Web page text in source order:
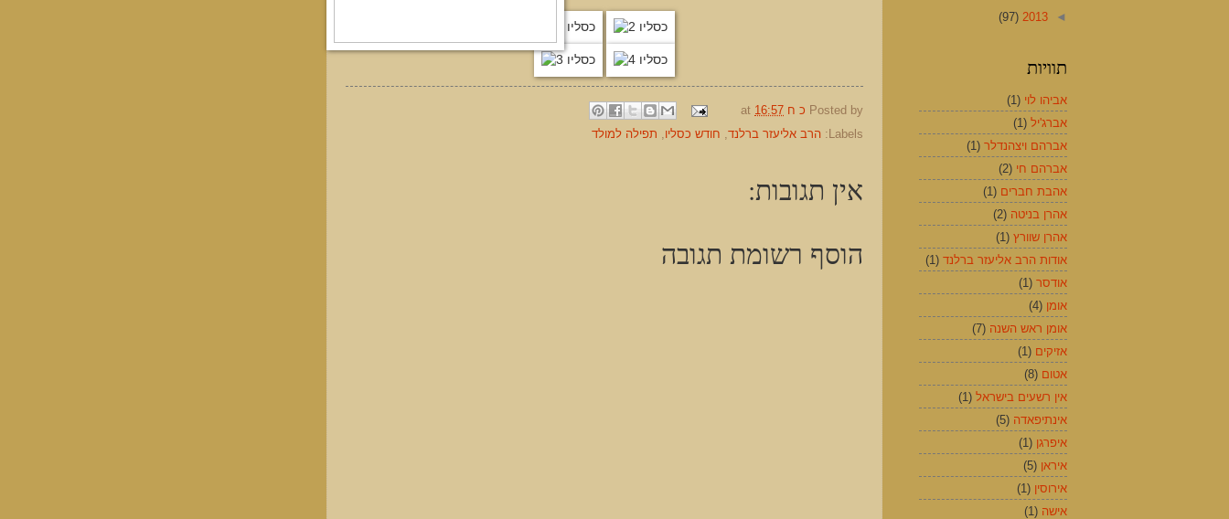
Posted by כ ח at 16:57
Labels:
הרב אליעזר ברלנד, חודש כסליו, תפילה למולד
אין תגובות:
הוסף רשומת תגובה
◄
2013
(97)
תוויות
אביהו לוי (1)
אברג'יל (1)
אברהם ויצהנדלר (1)
אברהם חי (2)
אהבת חברים (1)
אהרן בניטה (2)
אהרן שוורץ (1)
אודות הרב אליעזר ברלנד (1)
אודסר (1)
אומן (4)
אומן ראש השנה (7)
אזיקים (1)
אטום (8)
אין רשעים בישראל (1)
אינתיפאדה (5)
איפרגן (1)
איראן (5)
אירוסין (1)
אישה (1)